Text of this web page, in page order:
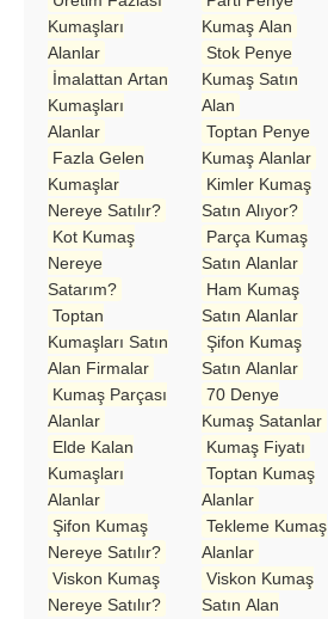
Kumaşları
Alanlar
İmalattan Artan
Kumaşları
Alanlar
Fazla Gelen
Kumaşlar
Nereye Satılır?
Kot Kumaş
Nereye
Satarım?
Toptan
Kumaşları Satın
Alan Firmalar
Kumaş Parçası
Alanlar
Elde Kalan
Kumaşları
Alanlar
Şifon Kumaş
Nereye Satılır?
Viskon Kumaş
Nereye Satılır?
Kumaş Alan
Stok Penye
Kumaş Satın
Alan
Toptan Penye
Kumaş Alanlar
Kimler Kumaş
Satın Alıyor?
Parça Kumaş
Satın Alanlar
Ham Kumaş
Satın Alanlar
Şifon Kumaş
Satın Alanlar
70 Denye
Kumaş Satanlar
Kumaş Fiyatı
Toptan Kumaş
Alanlar
Tekleme Kumaş
Alanlar
Viskon Kumaş
Satın Alan